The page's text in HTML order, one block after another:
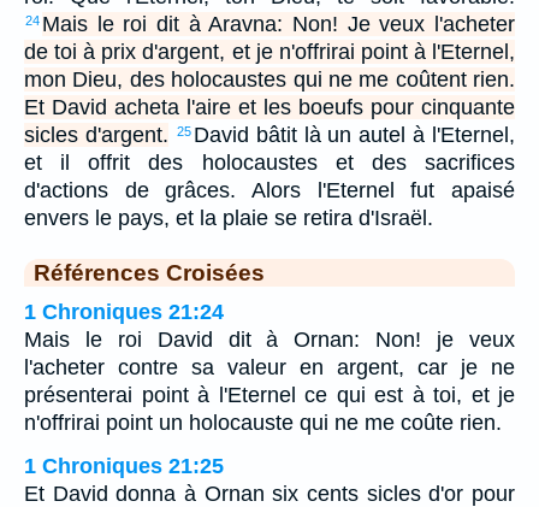
24 Mais le roi dit à Aravna: Non! Je veux l'acheter
de toi à prix d'argent, et je n'offrirai point à l'Eternel,
mon Dieu, des holocaustes qui ne me coûtent rien.
Et David acheta l'aire et les boeufs pour cinquante
sicles d'argent.
25 David bâtit là un autel à l'Eternel,
et il offrit des holocaustes et des sacrifices
d'actions de grâces. Alors l'Eternel fut apaisé
envers le pays, et la plaie se retira d'Israël.
Références Croisées
1 Chroniques 21:24
Mais le roi David dit à Ornan: Non! je veux
l'acheter contre sa valeur en argent, car je ne
présenterai point à l'Eternel ce qui est à toi, et je
n'offrirai point un holocauste qui ne me coûte rien.
1 Chroniques 21:25
Et David donna à Ornan six cents sicles d'or pour